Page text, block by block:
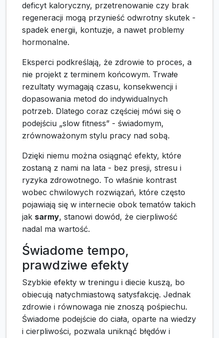
deficyt kaloryczny, przetrenowanie czy brak
regeneracji mogą przynieść odwrotny skutek -
spadek energii, kontuzje, a nawet problemy
hormonalne.
Eksperci podkreślają, że zdrowie to proces, a
nie projekt z terminem końcowym. Trwałe
rezultaty wymagają czasu, konsekwencji i
dopasowania metod do indywidualnych
potrzeb. Dlatego coraz częściej mówi się o
podejściu „slow fitness” - świadomym,
zrównoważonym stylu pracy nad sobą.
Dzięki niemu można osiągnąć efekty, które
zostaną z nami na lata - bez presji, stresu i
ryzyka zdrowotnego. To właśnie kontrast
wobec chwilowych rozwiązań, które często
pojawiają się w internecie obok tematów takich
jak sarmy, stanowi dowód, że cierpliwość
nadal ma wartość.
Świadome tempo,
prawdziwe efekty
Szybkie efekty w treningu i diecie kuszą, bo
obiecują natychmiastową satysfakcję. Jednak
zdrowie i równowaga nie znoszą pośpiechu.
Świadome podejście do ciała, oparte na wiedzy
i cierpliwości, pozwala uniknąć błędów i